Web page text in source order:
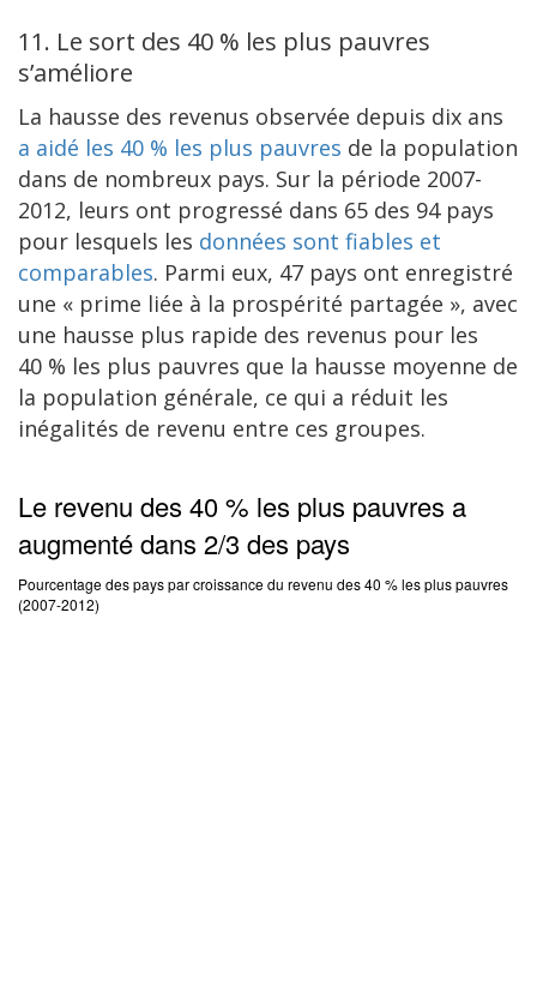
11. Le sort des 40 % les plus pauvres
s’améliore
La hausse des revenus observée depuis dix ans
a aidé les 40 % les plus pauvres de la population
dans de nombreux pays. Sur la période 2007-
2012, leurs ont progressé dans 65 des 94 pays
pour lesquels les données sont fiables et
comparables. Parmi eux, 47 pays ont enregistré
une « prime liée à la prospérité partagée », avec
une hausse plus rapide des revenus pour les
40 % les plus pauvres que la hausse moyenne de
la population générale, ce qui a réduit les
inégalités de revenu entre ces groupes.